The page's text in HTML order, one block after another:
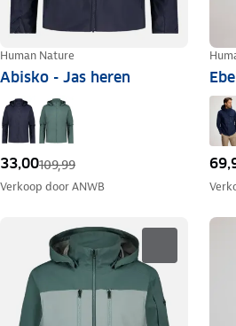
Human Nature
Abisko - Jas heren
33,00109,99
Verkoop doorANWB